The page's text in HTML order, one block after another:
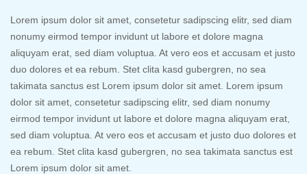
Lorem ipsum dolor sit amet, consetetur sadipscing elitr, sed diam
nonumy eirmod tempor invidunt ut labore et dolore magna
aliquyam erat, sed diam voluptua. At vero eos et accusam et justo
duo dolores et ea rebum. Stet clita kasd gubergren, no sea
takimata sanctus est Lorem ipsum dolor sit amet. Lorem ipsum
dolor sit amet, consetetur sadipscing elitr, sed diam nonumy
eirmod tempor invidunt ut labore et dolore magna aliquyam erat,
sed diam voluptua. At vero eos et accusam et justo duo dolores et
ea rebum. Stet clita kasd gubergren, no sea takimata sanctus est
Lorem ipsum dolor sit amet.